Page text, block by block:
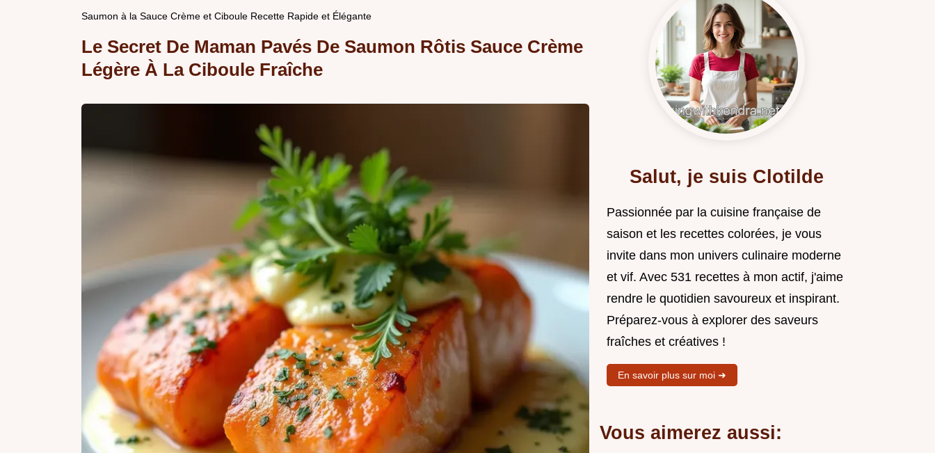
Saumon à la Sauce Crème et Ciboule Recette Rapide et Élégante
Le Secret De Maman Pavés De Saumon Rôtis Sauce Crème
Légère À La Ciboule Fraîche
Salut, je suis Clotilde
Passionnée par la cuisine française de
saison et les recettes colorées, je vous
invite dans mon univers culinaire moderne
et vif. Avec 531 recettes à mon actif, j'aime
rendre le quotidien savoureux et inspirant.
Préparez-vous à explorer des saveurs
fraîches et créatives !
En savoir plus sur moi ➜
Vous aimerez aussi: